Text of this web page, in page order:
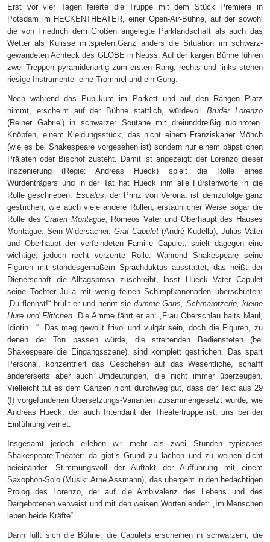
Erst vor vier Tagen feierte die Truppe mit dem Stück Premiere in
Potsdam im HECKENTHEATER, einer Open-Air-Bühne, auf der sowohl
die von Friedrich dem Großen angelegte Parklandschaft als auch das
Wetter als Kulisse mitspielen.Ganz anders die Situation im schwarz-
gewandeten Achteck des GLOBE in Neuss. Auf der kargen Bühne führen
zwei Treppen pyramidenartig zum ersten Rang, rechts und links stehen
riesige Instrumente: eine Trommel und ein Gong.
Noch während das Publikum im Parkett und auf den Rängen Platz
nimmt, erscheint auf der Bühne stattlich, würdevollBruder Lorenzo
(Reiner Gabriel) in schwarzer Soutane mit dreiunddreißig rubinroten
Knöpfen, einem Kleidungsstück, das nicht einem Franziskaner Mönch
(wie es bei Shakespeare vorgesehen ist) sondern nur einem päpstlichen
Prälaten oder Bischof zusteht. Damit ist angezeigt: der Lorenzo dieser
Inszenierung (Regie: Andreas Hueck) spielt die Rolle eines
Würdenträgers und in der Tat hat Hueck ihm alle Fürstenworte in die
Rolle geschrieben. Escalus, der Prinz von Verona, ist demzufolge ganz
gestrichen, wie auch viele andere Rollen, erstaunlicher Weise sogar die
Rolle desGrafen Montague, Romeos Vater und Oberhaupt des Hauses
Montague. Sein Widersacher, Graf Capulet (André Kudella), Julias Vater
und Oberhaupt der verfeindeten Familie Capulet, spielt dagegen eine
wichtige, jedoch recht verzerrte Rolle. Während Shakespeare seine
Figuren mit standesgemäßem Sprachduktus ausstattet, das heißt der
Dienerschaft die Alltagsprosa zuschreibt, lässt Hueck Vater Capulet
seine Tochter Julia mit wenig feinen Schimpfkanonaden überschütten:
„Du flennst!“ brüllt er und nennt sie dumme Gans, Schmarotzerin, kleine
Hure und Flittchen. Die Amme fährt er an: „Frau Oberschlau halts Maul,
Idiotin…“. Das mag gewollt frivol und vulgär sein, doch die Figuren, zu
denen der Ton passen würde, die streitenden Bediensteten (bei
Shakespeare die Eingangsszene), sind komplett gestrichen. Das spart
Personal, konzentriert das Geschehen auf das Wesentliche, schafft
andererseits aber auch Umdeutungen, die nicht immer überzeugen.
Vielleicht tut es dem Ganzen nicht durchweg gut, dass der Text aus 29
(!) vorgefundenen Übersetzungs-Varianten zusammengesetzt wurde, wie
Andreas Hueck, der auch Intendant der Theatertruppe ist, uns bei der
Einführung verriet.
Insgesamt jedoch erleben wir mehr als zwei Stunden typisches
Shakespeare-Theater: da gibt’s Grund zu lachen und zu weinen dicht
beieinander. Stimmungsvoll der Auftakt der Aufführung mit einem
Saxophon-Solo (Musik: Arne Assmann), das übergeht in den bedächtigen
Prolog des Lorenzo, der auf die Ambivalenz des Lebens und des
Dargebotenen verweist und mit den weisen Worten endet: „Im Menschen
leben beide Kräfte“.
Dann füllt sich die Bühne: die Capulets erscheinen in schwarzem, die